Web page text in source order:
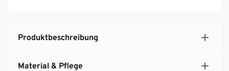
Produktbeschreibung
Material & Pflege